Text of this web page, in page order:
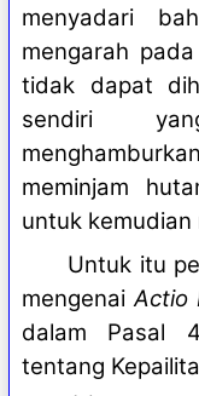
menyadari
mengarah
tidak dapat
sendiri
meminjam
untuk
Untuk itu
mengenaiActio
dalam Pasal
tentang